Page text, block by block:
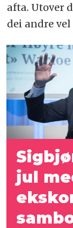
afta. Utover
dei andre
jul